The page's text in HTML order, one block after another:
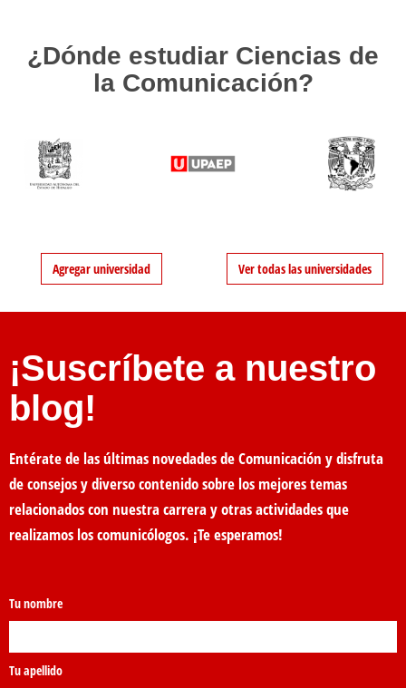
¿Dónde estudiar Ciencias de
la Comunicación?
Agregar universidad Ver todas las universidades
¡Suscríbete a nuestro
blog!
Entérate de las últimas novedades de Comunicación y disfruta
de consejos y diverso contenido sobre los mejores temas
relacionados con nuestra carrera y otras actividades que
realizamos los comunicólogos. ¡Te esperamos!
Tu nombre
Tu apellido